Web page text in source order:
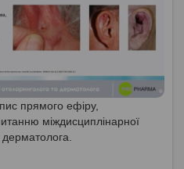
прямого ефіру,
міждисциплінарної